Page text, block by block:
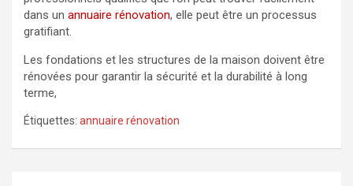
dans un annuaire rénovation, elle peut être un processus
gratifiant.
Les fondations et les structures de la maison doivent être
rénovées pour garantir la sécurité et la durabilité à long
terme,
Étiquettes: annuaire rénovation